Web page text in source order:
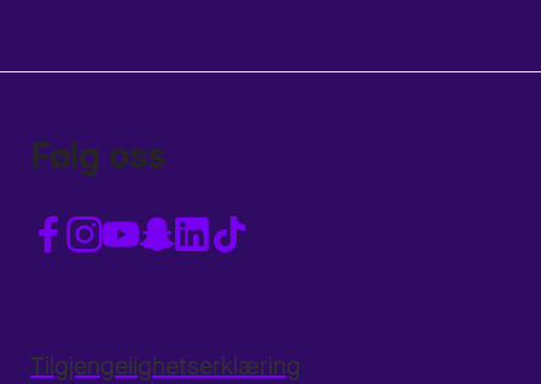
Følg oss
Tilgjengelighetserklæring